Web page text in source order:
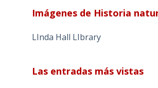
Imágenes de Historia
LInda Hall LIbrary
Las entradas más vistas